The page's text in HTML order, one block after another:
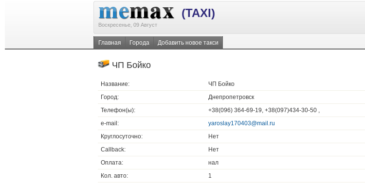
(TAXI)
Воскресенье, 09 Август
Главная Города Добавить новое такси
ЧП Бойко
Название:
ЧП Бойко
Город:
Днепропетровск
Телефон(ы):
+38(096) 364-69-19, +38(097)434-30-50 ,
e-mail:
yaroslay170403@mail.ru
Круглосуточно:
Нет
Callback:
Нет
Оплата:
нал
Кол. авто:
1